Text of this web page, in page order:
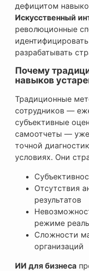
дефицитом
Искусственный
революционные
разрабатывать
Почему
навыков
Традиционные
сотрудников —
субъективные
самоотчеты — уже
точной
условиях. Они
Отсутствия
результатов
режиме
Сложности
организаций
ИИ для бизнеса